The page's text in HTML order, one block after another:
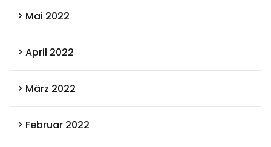
Mai 2022
April 2022
März 2022
Februar 2022